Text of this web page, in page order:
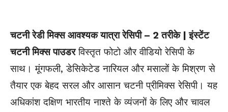
चटनी रेडी मिक्स आवश्यक यात्रा रेसिपी – 2 तरीके | इंस्टेंट
चटनी मिक्स पाउडरविस्तृत फोटो और वीडियो रेसिपी के
साथ। मूंगफली, डेसिकेटेड नारियल और मसालों के मिश्रण से
तैयार एक बेहद सरल और आसान चटनी प्रीमिक्स रेसिपी। यह
अधिकांश दक्षिण भारतीय नाश्ते के व्यंजनों के लिए और चावल